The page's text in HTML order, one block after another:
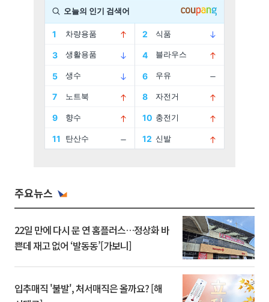
주요뉴스
22일 만에 다시 문 연 홈플러스…정상화 바
쁜데 재고 없어 ‘발동동’[가보니]
입추매직 '불발', 처서매직은 올까요? [해